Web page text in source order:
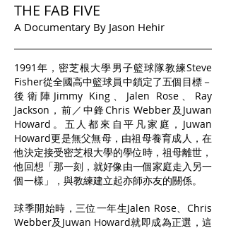
THE FAB FIVE
A Documentary By Jason Hehir
1991年，密芝根大學男子籃球隊教練Steve
Fisher從全國高中籃球員中鎖定了五個目標－
後衛陣Jimmy King、Jalen Rose、Ray
Jackson，前／中鋒Chris Webber及Juwan
Howard。五人都來自平凡家庭，Juwan
Howard更是無父無母，由祖母養育成人，在
他決定接受密芝根大學的學位時，祖母離世，
他回想「那一刻，就好像由一個家庭走入另一
個一樣」，與教練建立起亦師亦友的關係。
球季開始時，三位一年生Jalen Rose、Chris
Webber及Juwan Howard就即成為正選，這